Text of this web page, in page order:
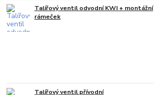
Talířový ventil odvodní KWI + montážní
rámeček
Talířový ventil přívodní